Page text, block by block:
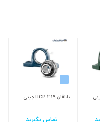
یاتاقان UCP 319 چینی
تماس بگیرید